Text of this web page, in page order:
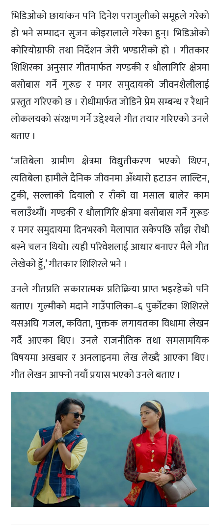
भिडिओको छायांकन पनि दिनेश पराजुलीको समूहले गरेको
हो भने सम्पादन सुजन कोइरालाले गरेका हुन्। भिडिओको
कोरियोग्राफी तथा निर्देशन जेरी भण्डारीको हो । गीतकार
शिशिरका अनुसार गीतमार्फत गण्डकी र धौलागिरि क्षेत्रमा
बसोबास गर्ने गुरूङ र मगर समुदायको जीवनशैलीलाई
प्रस्तुत गरिएको छ । रोधीमार्फत जोडिने प्रेम सम्बन्ध र रैथाने
लोकलयको संरक्षण गर्ने उद्देश्यले गीत तयार गरिएको उनले
बताए ।
‘जतिबेला ग्रामीण क्षेत्रमा विद्युतीकरण भएको थिएन,
त्यतिबेला हामीले दैनिक जीवनमा अँध्यारो हटाउन लाल्टिन,
टुकी, सल्लाको दियालो र राँको वा मसाल बालेर काम
चलाउँथ्यौं। गण्डकी र धौलागिरि क्षेत्रमा बसोबास गर्ने गुरूङ
र मगर समुदायमा दिनभरको मेलापात सकेपछि साँझ रोधी
बस्ने चलन थियो। त्यही परिवेशलाई आधार बनाएर मैले गीत
लेखेको हुँ,’ गीतकार शिशिरले भने ।
उनले गीतप्रति सकारात्मक प्रतिक्रिया प्राप्त भइरहेको पनि
बताए। गुल्मीको मदाने गाउँपालिका–६ पुर्कोटका शिशिरले
यसअघि गजल, कविता, मुक्तक लगायतका विधामा लेखन
गर्दै आएका थिए। उनले राजनीतिक तथा समसामयिक
विषयमा अखबार र अनलाइनमा लेख लेख्दै आएका थिए।
गीत लेखन आफ्नो नयाँ प्रयास भएको उनले बताए ।